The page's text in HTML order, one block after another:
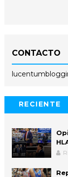
CONTACTO
RECIENTE